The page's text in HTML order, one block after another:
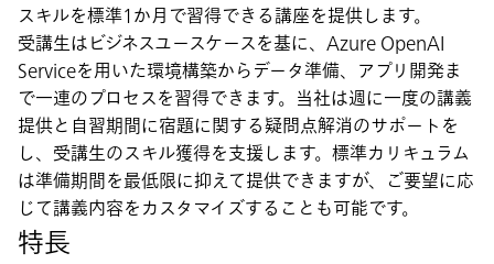
スキルを標準1か月で習得できる講座を提供します。
受講生はビジネスユースケースを基に、Azure OpenAI
Serviceを用いた環境構築からデータ準備、アプリ開発ま
で一連のプロセスを習得できます。当社は週に一度の講義
提供と自習期間に宿題に関する疑問点解消のサポートを
し、受講生のスキル獲得を支援します。標準カリキュラム
は準備期間を最低限に抑えて提供できますが、ご要望に応
じて講義内容をカスタマイズすることも可能です。
特長